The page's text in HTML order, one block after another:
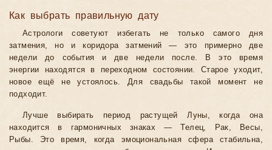
Как выбрать правильную дату
Астрологи советуют избегать не только самого дня
затмения, но и коридора затмений — это примерно две
недели до события и две недели после. В это время
энергии находятся в переходном состоянии. Старое уходит,
новое ещё не устоялось. Для свадьбы такой момент не
подходит.
Лучше выбирать период растущей Луны, когда она
находится в гармоничных знаках — Телец, Рак, Весы,
Рыбы. Это время, когда эмоциональная сфера стабильна,